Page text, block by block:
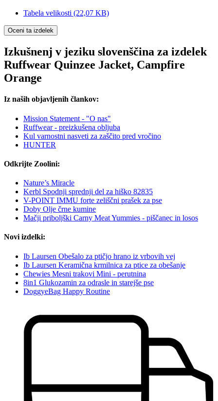
Tabela velikosti (22,07 KB)
Oceni ta izdelek
Izkušnenj v jeziku slovenščina za izdelek
Ruffwear Quinzee Jacket, Campfire
Orange
Iz naših objavljenih člankov:
Mission Statement - "O nas"
Ruffwear - preizkušena obljuba
Kul varnostni nasveti za zaščito pred vročino
HUNTER
Odkrijte Zoolini:
Nature’s Miracle
Kerbl Spodnji sprednji del za hiško 82835
V-POINT IMMU forte zeliščni prašek za pse
Doby Olje črne kumine
Mačji priboljški Carny Meat Yummies - piščanec in losos
Novi izdelki:
Ib Laursen Obešalo za ptičjo hrano iz vrbovih vej
Ib Laursen Keramična krmilnica za ptice za obešanje
Chewies Mesni trakovi Mini - perutnina
8in1 Glukozamin za odrasle in starejše pse
DoggyeBag Happy Routine